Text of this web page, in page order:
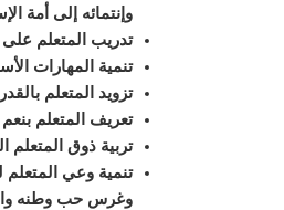
وإنتمائه إلى أمة
تدريب المتعلم على
تنمية المهارات
تزويد المتعلم
تعريف المتعلم
تربية ذوق المتعلم
تنمية وعي المتعلم
وغرس حب وطنه